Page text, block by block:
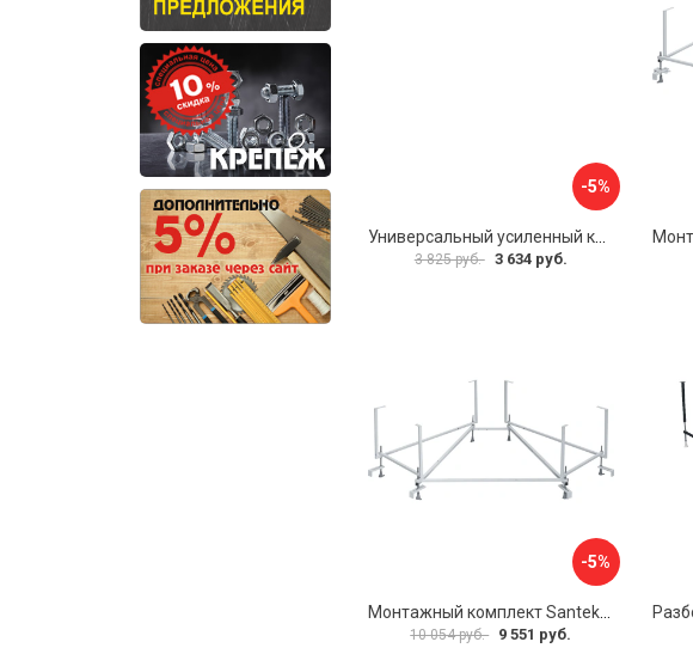
-5%
3 825 руб. 3 634 руб.
-5%
Монтажный комплект Santek КАРИБЫ 1.WH11.2.430 00000046546
10 054 руб. 9 551 руб.